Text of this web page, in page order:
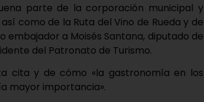
parte de la corporación municipal y
como de la Ruta del Vino de Rueda y de
embajador a Moisés Santana, diputado de
del Patronato de Turismo.
cita y de cómo «la gastronomía en los
mayor importancia».